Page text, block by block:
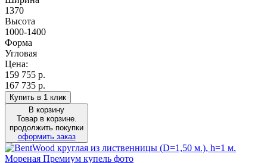
1370
Высота
1000-1400
Форма
Угловая
Цена:
159 755 р.
167 735 р.
Купить в 1 клик
В корзину
Товар в корзине.
продолжить покупки
оформить заказ